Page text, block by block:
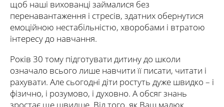
щоб наші вихованці займалися без
перенавантаження і стресів, здатних обернутися
емоційною нестабільністю, хворобами і втратою
інтересу до навчання.
Років 30 тому підготувати дитину до школи
означало всього лише навчити її писати, читати і
рахувати. Але сьогодні діти ростуть дуже швидко – і
фізично, і розумово, і духовно. А обсяг знань